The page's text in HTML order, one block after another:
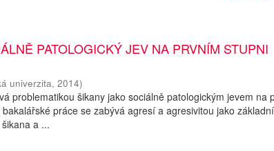
PATOLOGICKÝ JEV NA PRVNÍM STUPNI
univerzita,2014)
problematikou šikany jako sociálně patologickým jevem na
práce se zabývá agresí a agresivitou jako
a ...